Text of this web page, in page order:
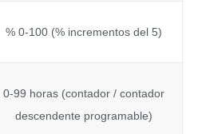
% 0-100 (% incrementos del 5)
0-99 horas (contador / contador
descendente programable)